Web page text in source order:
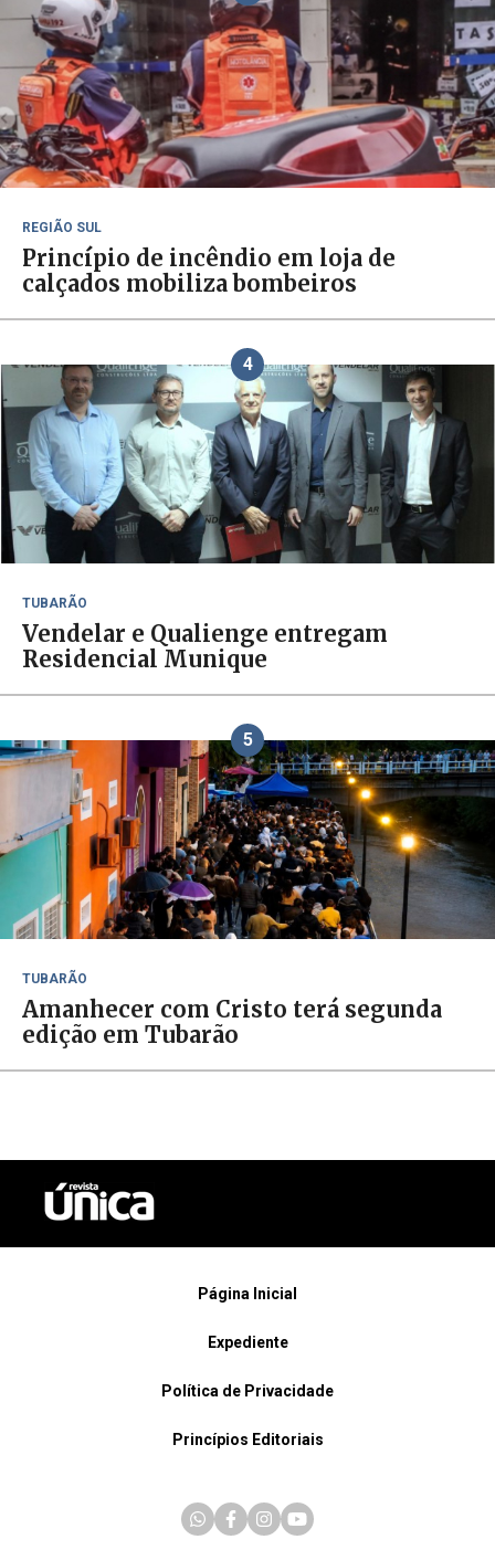
REGIÃO SUL
Princípio de incêndio em loja de
calçados mobiliza bombeiros
4
TUBARÃO
Vendelar e Qualienge entregam
Residencial Munique
5
TUBARÃO
Amanhecer com Cristo terá segunda
edição em Tubarão
Página Inicial
Expediente
Política de Privacidade
Princípios Editoriais